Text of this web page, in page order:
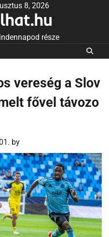
8, 2026
része
vereség a Slov
fővel távozo
by